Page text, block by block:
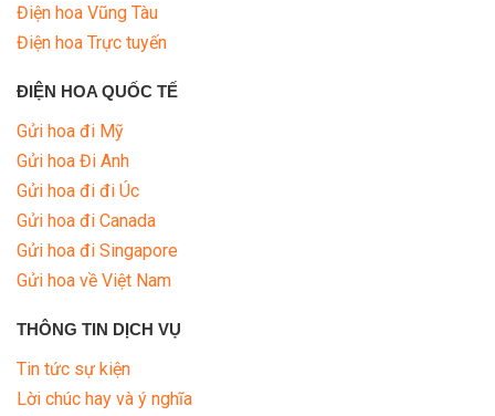
Điện hoa Vũng Tàu
Điện hoa Trực tuyến
ĐIỆN HOA QUỐC TẾ
Gửi hoa đi Mỹ
Gửi hoa Đi Anh
Gửi hoa đi đi Úc
Gửi hoa đi Canada
Gửi hoa đi Singapore
Gửi hoa về Việt Nam
THÔNG TIN DỊCH VỤ
Tin tức sự kiện
Lời chúc hay và ý nghĩa